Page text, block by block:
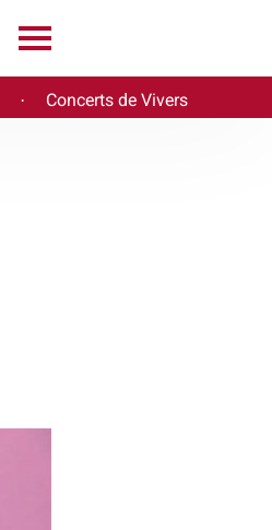
· Concerts de Vivers